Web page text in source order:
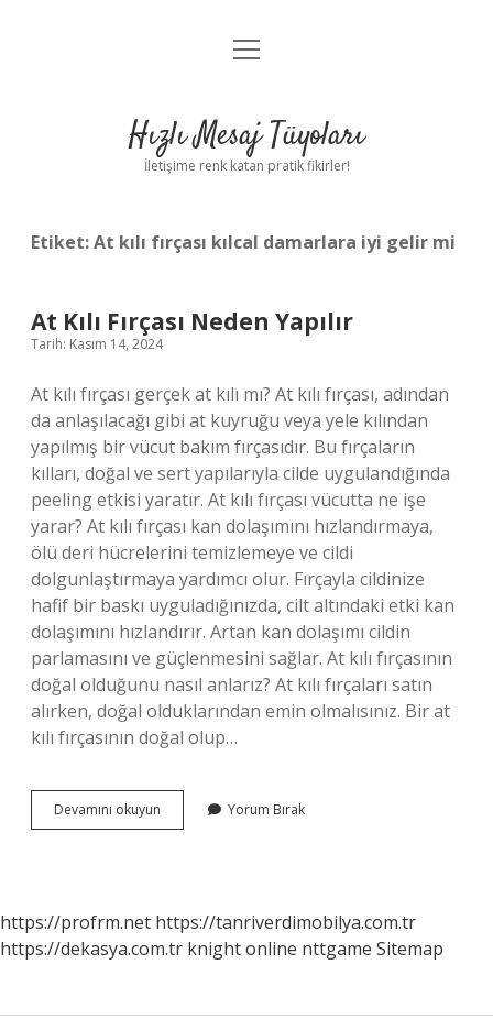
Anasayfa
Yasal Uyarı
menüyü
Hızlı Mesaj Tüyoları
İletişime renk katan pratik fikirler!
Etiket:At kılı fırçası kılcal damarlara iyi gelir mi
At Kılı Fırçası Neden Yapılır
Tarih: Kasım 14, 2024
At kılı fırçası gerçek at kılı mı? At kılı fırçası, adından
da anlaşılacağı gibi at kuyruğu veya yele kılından
yapılmış bir vücut bakım fırçasıdır. Bu fırçaların
kılları, doğal ve sert yapılarıyla cilde uygulandığında
peeling etkisi yaratır. At kılı fırçası vücutta ne işe
yarar? At kılı fırçası kan dolaşımını hızlandırmaya,
ölü deri hücrelerini temizlemeye ve cildi
dolgunlaştırmaya yardımcı olur. Fırçayla cildinize
hafif bir baskı uyguladığınızda, cilt altındaki etki kan
dolaşımını hızlandırır. Artan kan dolaşımı cildin
parlamasını ve güçlenmesini sağlar. At kılı fırçasının
doğal olduğunu nasıl anlarız? At kılı fırçaları satın
alırken, doğal olduklarından emin olmalısınız. Bir at
kılı fırçasının doğal olup…
Devamını okuyun
Kılı
Yorum Bırak
https://profrm.net https://tanriverdimobilya.com.tr
https://dekasya.com.tr knight online nttgame Sitemap